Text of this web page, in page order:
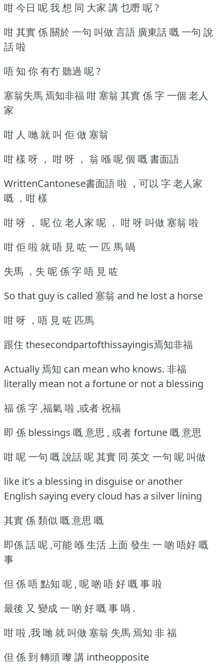
咁 今日 呢 我 想 同 大家 講 乜嘢 呢 ?
咁 其實 係 關於 一句 叫做 言語 廣東話 嘅 一句 說
話 啦
唔 知 你 有冇 聽過 呢 ?
塞翁失馬 焉知非福 咁 塞翁 其實 係 字 一個 老人
家
咁 人 哋 就 叫 佢 做 塞翁
咁 樣 呀 ， 咁 呀 ， 翁 喺 呢 個 嘅 書面語
WrittenCantonese書面語 啦 ，可以 字 老人家
嘅 ，咁 樣
咁 呀 ， 呢 位 老人家 呢 ， 咁 呀 叫做 塞翁 啦
咁 佢 啦 就 唔 見 咗 一 匹 馬 喎
失馬 ，失 呢 係 字 唔 見 咗
So that guy is called 塞翁 and he lost a horse
咁 呀 ，唔 見 咗 匹馬
跟住 thesecondpartofthissayingis焉知非福
Actually 焉知 can mean who knows. 非福
literally mean not a fortune or not a blessing
福 係 字 ,福氣 啦 ,或者 祝福
即 係 blessings 嘅 意思 , 或者 fortune 嘅 意思
咁 呢 一句 嘅 說話 呢 其實 同 英文 一句 呢 叫做
like it's a blessing in disguise or another
English saying every cloud has a silver lining
其實 係 類似 嘅 意思 嘅
即係 話 呢 ,可能 喺 生活 上面 發生 一 啲 唔好 嘅
事
但 係 唔 點知 呢 , 呢 啲 唔 好 嘅 事 啦
最後 又 變成 一 啲 好 嘅 事 喎 .
咁 啦 ,我 哋 就 叫做 塞翁 失馬 焉知 非 福
但 係 到 轉頭 嚟 講 intheopposite